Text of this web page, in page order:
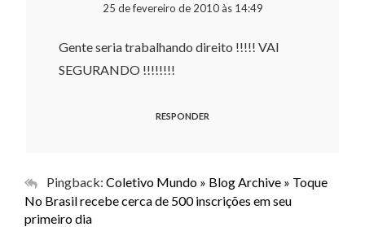
25 de fevereiro de 2010 às 14:49
Gente seria trabalhando direito !!!!! VAI
SEGURANDO !!!!!!!!
RESPONDER
Pingback: Coletivo Mundo » Blog Archive » Toque
No Brasil recebe cerca de 500 inscrições em seu
primeiro dia